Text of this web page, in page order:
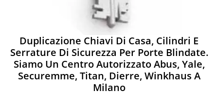
Duplicazione Chiavi Di Casa, Cilindri E
Serrature Di Sicurezza Per Porte Blindate.
Siamo Un Centro Autorizzato Abus, Yale,
Securemme, Titan, Dierre, Winkhaus A
Milano